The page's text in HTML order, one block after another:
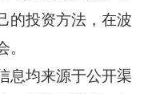
的投资方法，在波
均来源于公开渠